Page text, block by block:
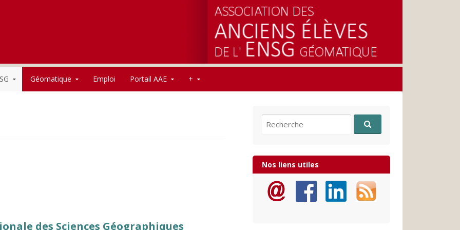
Géomatique Emploi Portail AAE +
des Sciences Géographiques
Recherche pour:
Nos liens utiles